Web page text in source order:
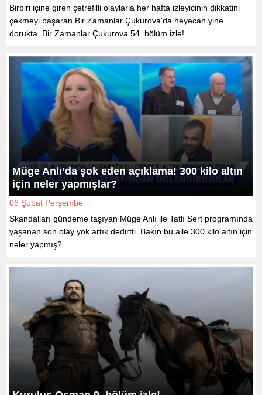
Birbiri içine giren çetrefilli olaylarla her hafta izleyicinin dikkatini
çekmeyi başaran Bir Zamanlar Çukurova'da heyecan yine
dorukta. Bir Zamanlar Çukurova 54. bölüm izle!
Müge Anlı’da şok eden açıklama! 300 kilo altın
için neler yapmışlar?
06 Şubat Perşembe
Skandalları gündeme taşıyan Müge Anlı ile Tatlı Sert programında
yaşanan son olay yok artık dedirtti. Bakın bu aile 300 kilo altın için
neler yapmış?